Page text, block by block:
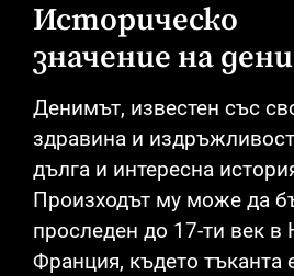
Историческо
значение на
Денимът, известен със
здравина и
дълга и интересна
Произходът му може да
проследен до 17-ти век в
Франция, където тъканта